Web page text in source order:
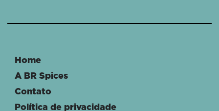
Home
A BR Spices
Contato
Política de privacidade